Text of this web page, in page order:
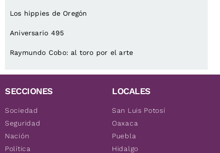
Los hippies de Oregón
Aniversario 495
Raymundo Cobo: al toro por el arte
SECCIONES
Sociedad
Seguridad
Nación
Política
LOCALES
San Luis Potosí
Oaxaca
Puebla
Hidalgo